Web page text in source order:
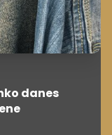
danes